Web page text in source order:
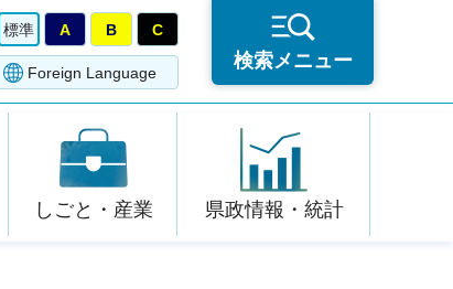
標準 A B C
Foreign Language
検索メニュー
しごと・産業 県政情報・統計